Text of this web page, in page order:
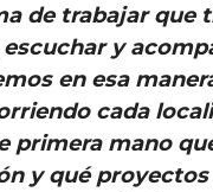
de trabajar que
y
en esa
cada
primera mano
y qué proyectos